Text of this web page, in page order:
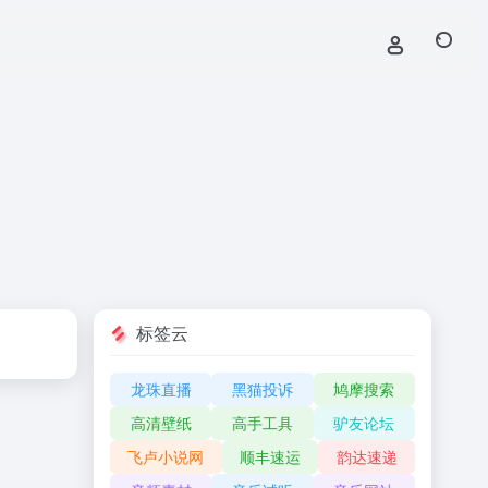
标签云
龙珠直播 黑猫投诉
鸠摩搜索
高清壁纸
高手工具
驴友论坛
飞卢小说网
顺丰速运
韵达速递